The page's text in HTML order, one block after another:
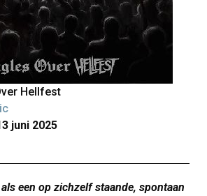
Hellfest
juni 2025
een op zichzelf staande, spontaan